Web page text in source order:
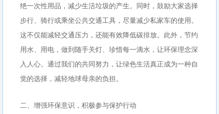
绝一次性用品，减少生活垃圾的产生。同时，鼓励大家选择
步行、骑行或乘坐公共交通工具，尽量减少私家车的使用。
这不仅能减轻交通压力，还能有效降低碳排放。此外，节约
用水、用电，做到随手关灯、珍惜每一滴水，让环保理念深
入人心。通过我们的共同努力，让绿色生活真正成为一种自
觉的选择，减轻地球母亲的负担。
二、增强环保意识，积极参与保护行动